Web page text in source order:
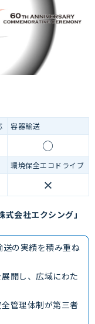
容器輸送
◯
環境保全エコドライブ
×
会社エクシング」
の実績を積み重ね
開し、広域にわた
管理体制が第三者